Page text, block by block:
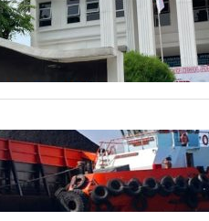
Indonesia Ajukan Banding
RUPTL
Sitaan, Negara Dapat Lebih